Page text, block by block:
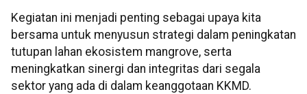
Kegiatan ini menjadi penting sebagai upaya kita
bersama untuk menyusun strategi dalam peningkatan
tutupan lahan ekosistem mangrove, serta
meningkatkan sinergi dan integritas dari segala
sektor yang ada di dalam keanggotaan KKMD.